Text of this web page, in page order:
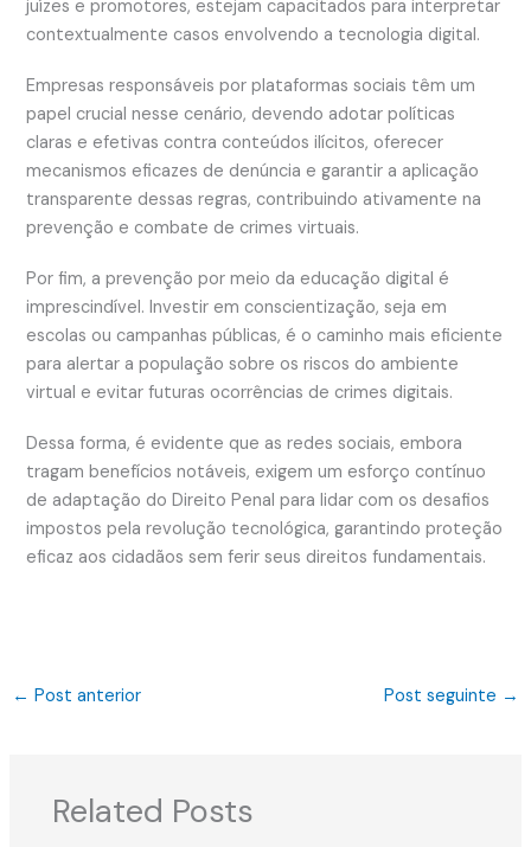
juízes e promotores, estejam capacitados para interpretar
contextualmente casos envolvendo a tecnologia digital.
Empresas responsáveis por plataformas sociais têm um
papel crucial nesse cenário, devendo adotar políticas
claras e efetivas contra conteúdos ilícitos, oferecer
mecanismos eficazes de denúncia e garantir a aplicação
transparente dessas regras, contribuindo ativamente na
prevenção e combate de crimes virtuais.
Por fim, a prevenção por meio da educação digital é
imprescindível. Investir em conscientização, seja em
escolas ou campanhas públicas, é o caminho mais eficiente
para alertar a população sobre os riscos do ambiente
virtual e evitar futuras ocorrências de crimes digitais.
Dessa forma, é evidente que as redes sociais, embora
tragam benefícios notáveis, exigem um esforço contínuo
de adaptação do Direito Penal para lidar com os desafios
impostos pela revolução tecnológica, garantindo proteção
eficaz aos cidadãos sem ferir seus direitos fundamentais.
← Post anterior Post seguinte →
Related Posts